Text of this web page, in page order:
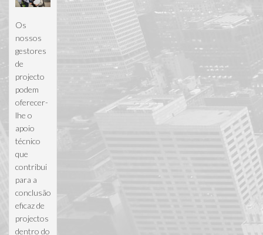
Os
nossos
gestores
de
projecto
podem
oferecer-
lhe o
apoio
técnico
que
contribui
para a
conclusão
eficaz de
projectos
dentro do